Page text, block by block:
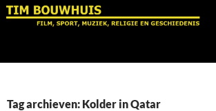
Ga
Tag archieven: Kolder in Qatar